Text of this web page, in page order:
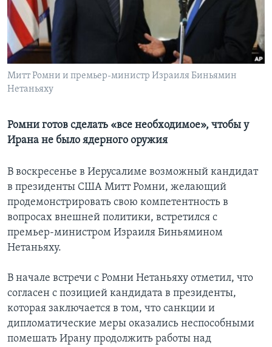
Learning English
СОЦИАЛЬНЫЕ СЕТИ
Митт Ромни и премьер-министр Израиля Биньямин
Нетаньяху
Ромни готов сделать «все необходимое», чтобы у
Ирана не было ядерного оружия
В воскресенье в Иерусалиме возможный кандидат
в президенты США Митт Ромни, желающий
продемонстрировать свою компетентность в
вопросах внешней политики, встретился с
премьер-министром Израиля Биньямином
Нетаньяху.
В начале встречи с Ромни Нетаньяху отметил, что
согласен с позицией кандидата в президенты,
которая заключается в том, что санкции и
дипломатические меры оказались неспособными
помешать Ирану продолжить работы над